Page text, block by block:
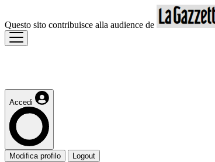
Questo sito contribuisce alla audience de
Accedi
Modifica profilo Logout